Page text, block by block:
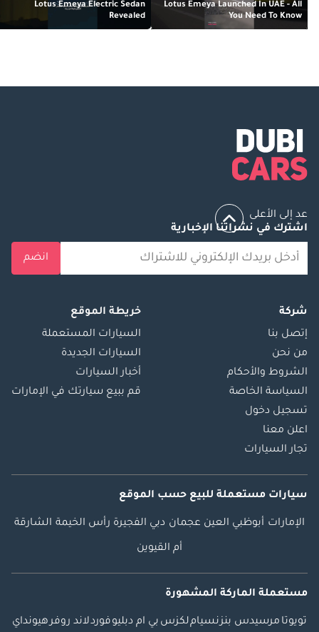
Lotus Emeya Launched In UAE - All
You Need To Know
Lotus Emeya Electric Sedan
Revealed
عد إلى الأعلى
اشترك في نشراتنا الإخبارية
انضم
شركة
إتصل بنا
من نحن
الشروط والأحكام
السياسة الخاصة
تسجيل دخول
اعلن معنا
تجار السيارات
خريطة الموقع
السيارات المستعملة
السيارات الجديدة
أخبار السيارات
قم ببيع سيارتك في الإمارات
سيارات مستعملة للبيع حسب الموقع
الإمارات أبوظبي العين عجمان دبي الفجيرة رأس الخيمة الشارقة
أم القيوين
مستعملة الماركة المشهورة
تويوتا مرسيدس بنزنسياملكزس بي ام دبليوفوردلاند روفرهيونداي